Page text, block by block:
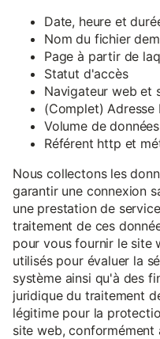
Date, heure et
Nom du fichier
Page à partir de
Statut d'accès
Navigateur web et
(Complet) Adresse
Volume de
Référent http et
Nous collectons les
garantir une connexion
une prestation de
traitement de ces
pour vous fournir le site
utilisés pour évaluer la
système ainsi qu'à des
juridique du traitement
légitime pour la
site web, conformément